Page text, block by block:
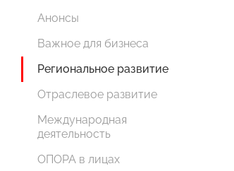
Анонсы
Важное для бизнеса
Региональное развитие
Отраслевое развитие
Международная
деятельность
ОПОРА в лицах